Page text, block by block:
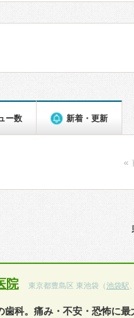
ー数 新着・更新
«
院 東京都豊島区 東池袋（池袋駅
歯科。痛み・不安・恐怖に最